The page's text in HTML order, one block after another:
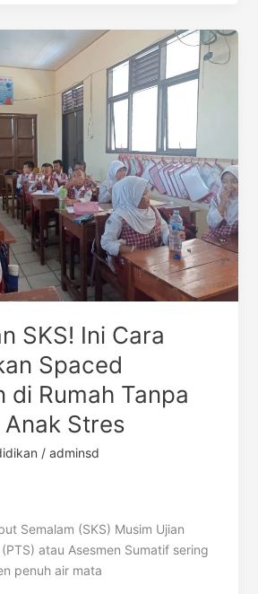
SKS! Ini Cara
Spaced
di Rumah Tanpa
Stres
/ adminsd
Semalam (SKS) Musim Ujian
atau Asesmen Sumatif sering
penuh air mata